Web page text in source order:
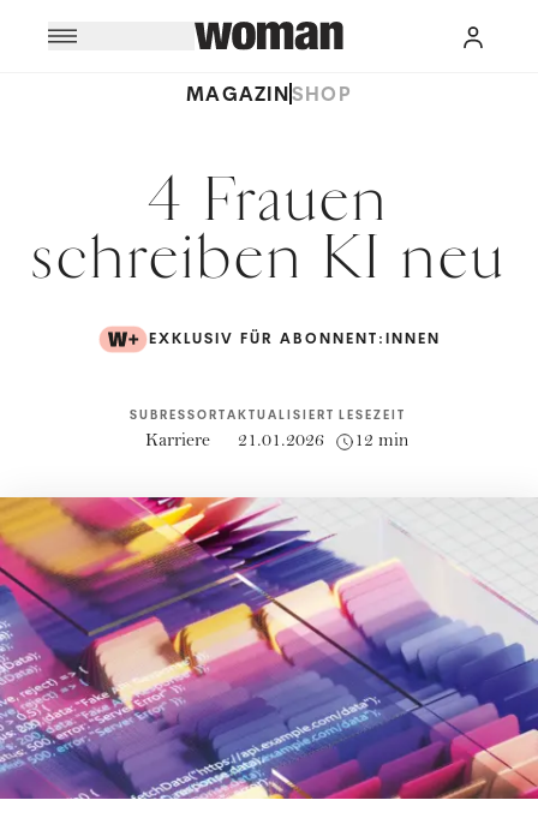
MAGAZINSHOP
4 Frauen
schreiben KI neu
EXKLUSIV FÜR ABONNENT:INNEN
SUBRESSORT
Karriere
AKTUALISIERT
21.01.2026
LESEZEIT
12 min